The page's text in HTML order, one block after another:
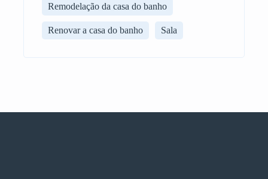
Remodelação da casa do banho
Renovar a casa do banho Sala